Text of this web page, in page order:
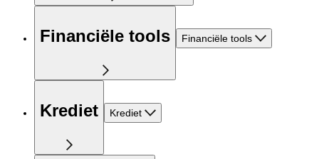
Financiële tools Financiële tools
Krediet Krediet